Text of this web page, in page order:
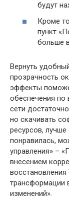
будут
Кроме
пункт
больше
Вернуть
прозрачность
эффекты
обеспечения
сети
но скачивать
ресурсов,
понравилась,
управления» –
внесением
трансформации
изменений».